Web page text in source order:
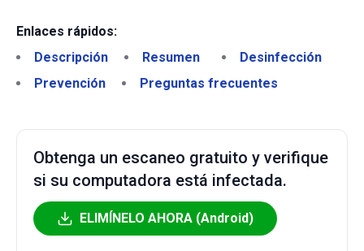
Enlaces rápidos:
Descripción
Resumen
Desinfección
Prevención
Preguntas frecuentes
Obtenga un escaneo gratuito y verifique
si su computadora está infectada.
ELIMÍNELO AHORA (Android)